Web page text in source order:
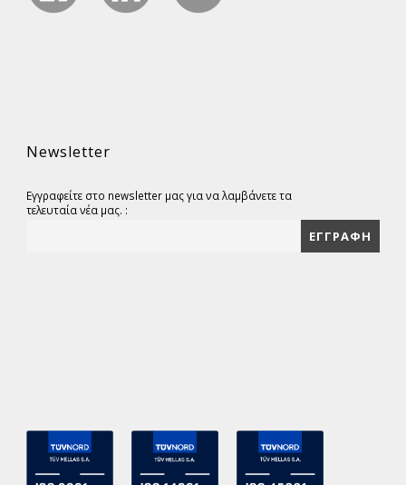
Newsletter
Εγγραφείτε στο newsletter μας για να λαμβάνετε τα
τελευταία νέα μας. :